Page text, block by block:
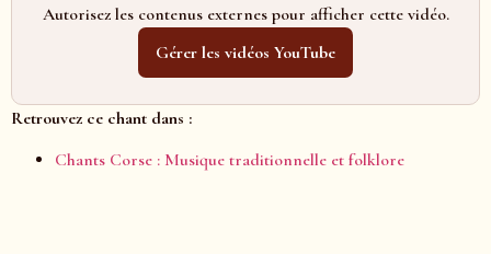
Autorisez les contenus externes pour afficher cette vidéo.
Gérer les vidéos YouTube
Retrouvez ce chant dans :
Chants Corse : Musique traditionnelle et folklore